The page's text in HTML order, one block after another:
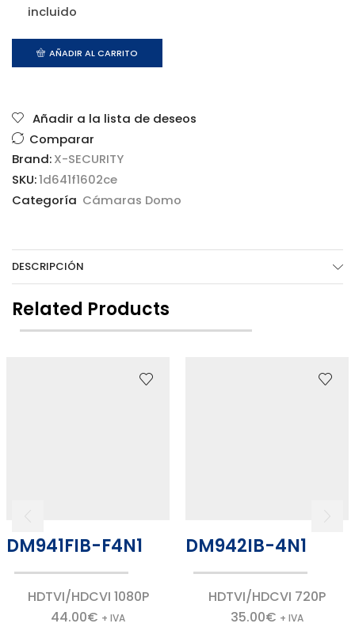
incluido
AÑADIR AL CARRITO
Añadir a la lista de deseos
Comparar
Brand:X-SECURITY
SKU:1d641f1602ce
Categoría Cámaras Domo
DESCRIPCIÓN
Related Products
DM941FIB-F4N1
HDTVI/HDCVI 1080P
44.00€ + IVA
DM942IB-4N1
HDTVI/HDCVI 720P
35.00€ + IVA